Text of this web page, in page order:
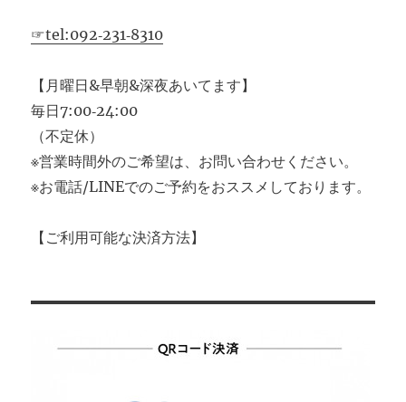
☞tel:092‐231‐8310
【月曜日&早朝&深夜あいてます】
毎日7:00‐24:00
（不定休）
※営業時間外のご希望は、お問い合わせください。
※お電話/LINEでのご予約をおススメしております。
【ご利用可能な決済方法】